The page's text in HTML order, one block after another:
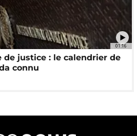
01:16
de justice : le calendrier de
connu